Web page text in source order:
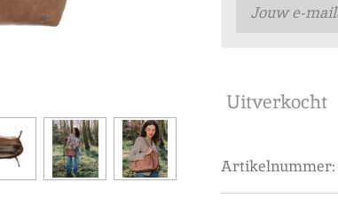
Uitverkocht
Artikelnummer: